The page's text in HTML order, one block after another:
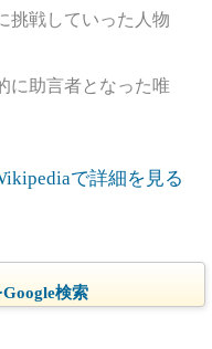
挑戦していった人物
に助言者となった唯
で詳細を見る
Google検索